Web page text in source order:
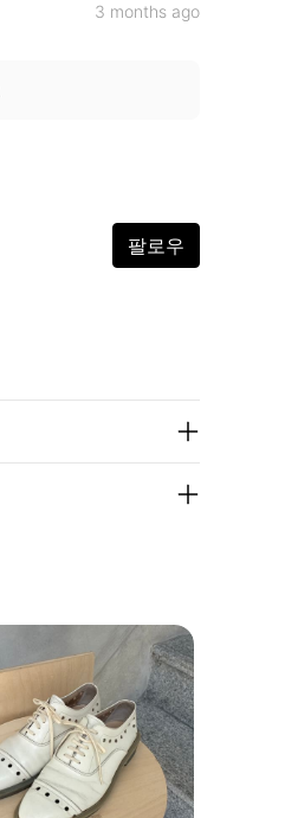
3 months ago
팔로우